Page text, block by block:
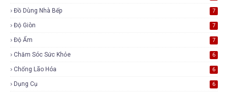
Đồ Dùng Nhà Bếp 7
Độ Giòn 7
Độ Ẩm 7
Chăm Sóc Sức Khỏe 6
Chống Lão Hóa 6
Dụng Cụ 6